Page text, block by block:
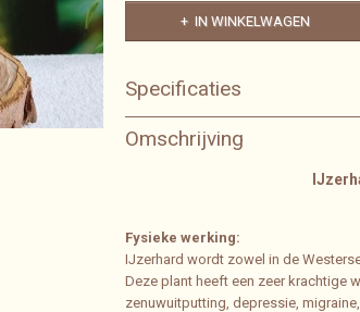
IN WINKELWAGEN
Specificaties
Bruto gewicht
Omschrijving
Fysieke werking:
IJzerhard wordt zowel in de
Deze plant heeft een zeer krachtige
zenuwuitputting, depressie,